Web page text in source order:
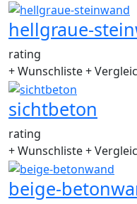
hellgraue-
rating
+ Wunschliste+
sichtbeton
rating
+ Wunschliste+
beige-